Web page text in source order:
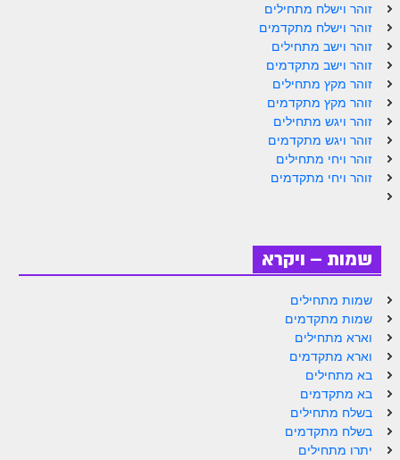
זוהר עקב מתחילים
זוהר הקדוש עקב למתקדמים
זהר שופטים מתחילים
זהר שופטים מתקדמים
זוהר כי תצא מתחילים
זוהר כי תצא מתקדמים
זוהר וילך מתקדמים
תגיות ונושאים
אודות האתר
אודות אתר הזוהר היומי
אודות בית מדרש הסולם
זוהר וישלח מתחילים
זוהר וישלח מתקדמים
זוהר וישב מתחילים
זוהר וישב מתקדמים
זוהר מקץ מתחילים
זוהר מקץ מתקדמים
זוהר ויגש מתחילים
זוהר ויגש מתקדמים
זוהר ויחי מתחילים
זוהר ויחי מתקדמים
שמות – ויקרא
שמות מתחילים
שמות מתקדמים
וארא מתחילים
וארא מתקדמים
בא מתחילים
בא מתקדמים
בשלח מתחילים
בשלח מתקדמים
יתרו מתחילים